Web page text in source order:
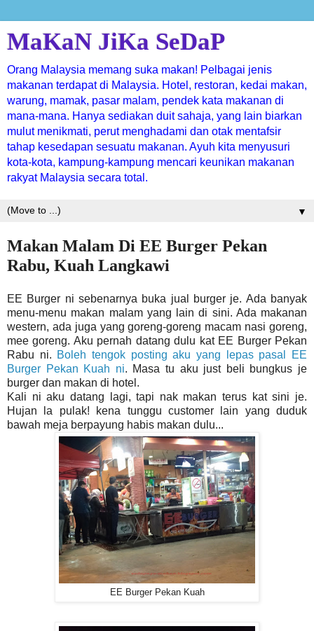
MaKaN JiKa SeDaP
Orang Malaysia memang suka makan! Pelbagai jenis
makanan terdapat di Malaysia. Hotel, restoran, kedai makan,
warung, mamak, pasar malam, pendek kata makanan di
mana-mana. Hanya sediakan duit sahaja, yang lain biarkan
mulut menikmati, perut menghadami dan otak mentafsir
tahap kesedapan sesuatu makanan. Ayuh kita menyusuri
kota-kota, kampung-kampung mencari keunikan makanan
rakyat Malaysia secara total.
▼
Makan Malam Di EE Burger Pekan
Rabu, Kuah Langkawi
EE Burger ni sebenarnya buka jual burger je. Ada banyak
menu-menu makan malam yang lain di sini. Ada makanan
western, ada juga yang goreng-goreng macam nasi goreng,
mee goreng. Aku pernah datang dulu kat EE Burger Pekan
Rabu ni. Boleh tengok posting aku yang lepas pasal EE
Burger Pekan Kuah ni. Masa tu aku just beli bungkus je
burger dan makan di hotel.
Kali ni aku datang lagi, tapi nak makan terus kat sini je.
Hujan la pulak! kena tunggu customer lain yang duduk
bawah meja berpayung habis makan dulu...
EE Burger Pekan Kuah